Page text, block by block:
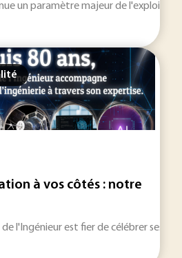
un paramètre majeur de
à vos côtés : notre
de l'Ingénieur est fier de célébrer ses